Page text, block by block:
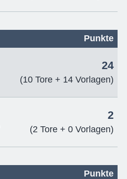
Punkte
24
(10 Tore + 14 Vorlagen)
2
(2 Tore + 0 Vorlagen)
Punkte